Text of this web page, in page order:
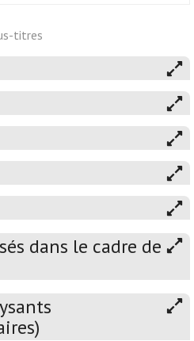
titres
dans le cadre de